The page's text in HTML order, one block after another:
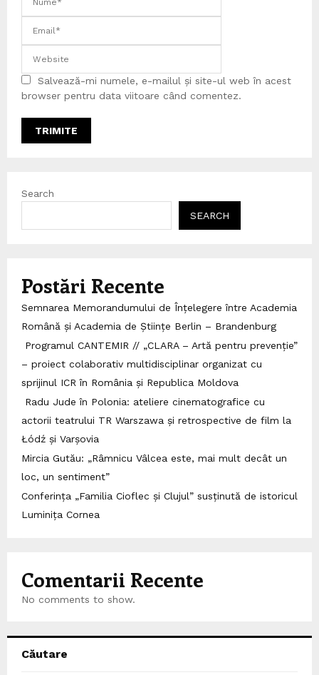
Salvează-mi numele, e-mailul și site-ul web în acest
browser pentru data viitoare când comentez.
Search
SEARCH
Postări Recente
Semnarea Memorandumului de Înțelegere între Academia
Română și Academia de Științe Berlin – Brandenburg
Programul CANTEMIR // „CLARA – Artă pentru prevenție”
– proiect colaborativ multidisciplinar organizat cu
sprijinul ICR în România și Republica Moldova
Radu Jude în Polonia: ateliere cinematografice cu
actorii teatrului TR Warszawa și retrospective de film la
Łódź și Varșovia
Mircia Gutău: „Râmnicu Vâlcea este, mai mult decât un
loc, un sentiment”
Conferința „Familia Cioflec și Clujul” susținută de istoricul
Luminița Cornea
Comentarii Recente
No comments to show.
Căutare